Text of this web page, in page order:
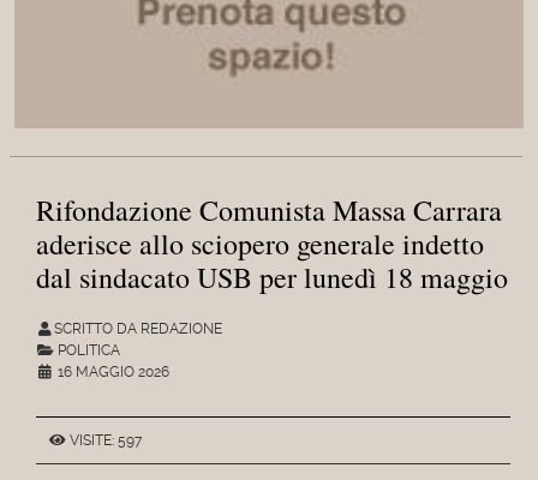
Rifondazione Comunista Massa Carrara
aderisce allo sciopero generale indetto
dal sindacato USB per lunedì 18 maggio
SCRITTO DA REDAZIONE
POLITICA
16 MAGGIO 2026
VISITE: 597